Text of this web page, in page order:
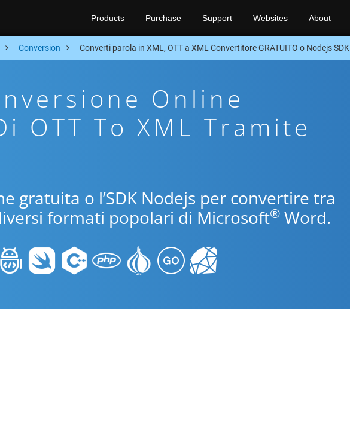
Products Purchase Support Websites About
Conversion Converti parola in XML, OTT a XML Convertitore GRATUITO o Nodejs SDK
Online
OTT To XML Tramite
gratuita o l’SDK Nodejs per convertire tra
formati popolari di Microsoft® Word.